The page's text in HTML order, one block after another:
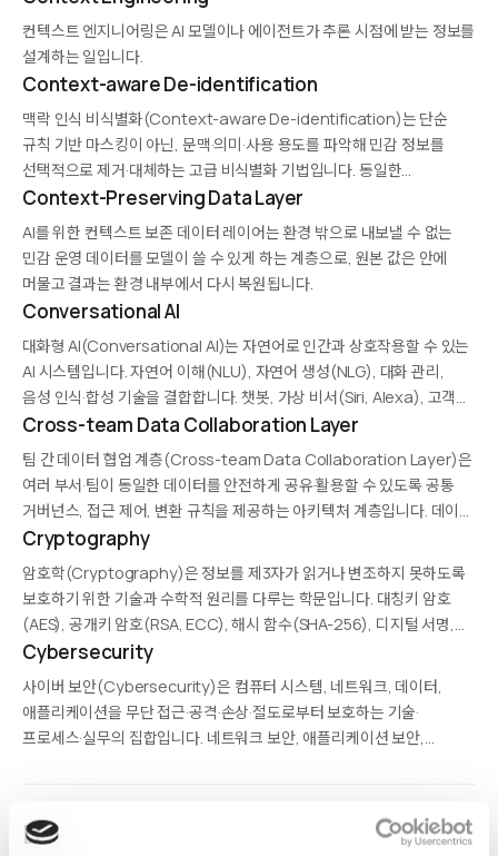
컨텍스트 엔지니어링은 AI 모델이나 에이전트가 추론 시점에 받는 정보를
설계하는 일입니다.
Context-aware De-identification
맥락 인식 비식별화(Context-aware De-identification)는 단순
규칙 기반 마스킹이 아닌, 문맥·의미·사용 용도를 파악해 민감 정보를
선택적으로 제거·대체하는 고급 비식별화 기법입니다. 동일한
이름이라도 뉴스 기사에서는 그대로 유지하고 의료 기록에서는
익명화하는 식으로 차별적 처리가 가능합니다. LLM 기반 개체 인식과
정책 엔진을 결합해 구현하며,…
Context-Preserving Data Layer
AI를 위한 컨텍스트 보존 데이터 레이어는 환경 밖으로 내보낼 수 없는
민감 운영 데이터를 모델이 쓸 수 있게 하는 계층으로, 원본 값은 안에
머물고 결과는 환경 내부에서 다시 복원됩니다.
Conversational AI
대화형 AI(Conversational AI)는 자연어로 인간과 상호작용할 수 있는
AI 시스템입니다. 자연어 이해(NLU), 자연어 생성(NLG), 대화 관리,
음성 인식·합성 기술을 결합합니다. 챗봇, 가상 비서(Siri, Alexa), 고객
지원 봇, 엔터프라이즈 AI 에이전트가 대표적이며, 최근 LLM의 등장으로
맥락 이해와 생성 품질이 혁신적으로 향상되었습니다.
Cross-team Data Collaboration Layer
팀 간 데이터 협업 계층(Cross-team Data Collaboration Layer)은
여러 부서·팀이 동일한 데이터를 안전하게 공유·활용할 수 있도록 공통
거버넌스, 접근 제어, 변환 규칙을 제공하는 아키텍처 계층입니다. 데이터
사일로를 깨고 중앙 집중식 관리 없이 셀프 서비스 데이터 접근을
가능하게 하며, 데이터 메시(Data…
Cryptography
암호학(Cryptography)은 정보를 제3자가 읽거나 변조하지 못하도록
보호하기 위한 기술과 수학적 원리를 다루는 학문입니다. 대칭키 암호
(AES), 공개키 암호(RSA, ECC), 해시 함수(SHA-256), 디지털 서명,
영지식 증명(ZKP) 등이 주요 구성 요소입니다. 현대의 인터넷 통신, 금융
거래, 블록체인, 프라이버시 보호 계산(동형 암호, 다자간 계산)…
Cybersecurity
사이버 보안(Cybersecurity)은 컴퓨터 시스템, 네트워크, 데이터,
애플리케이션을 무단 접근·공격·손상·절도로부터 보호하는 기술·
프로세스·실무의 집합입니다. 네트워크 보안, 애플리케이션 보안,
기반 위협 탐지와 제로 트러스트 아키텍처가…
D.